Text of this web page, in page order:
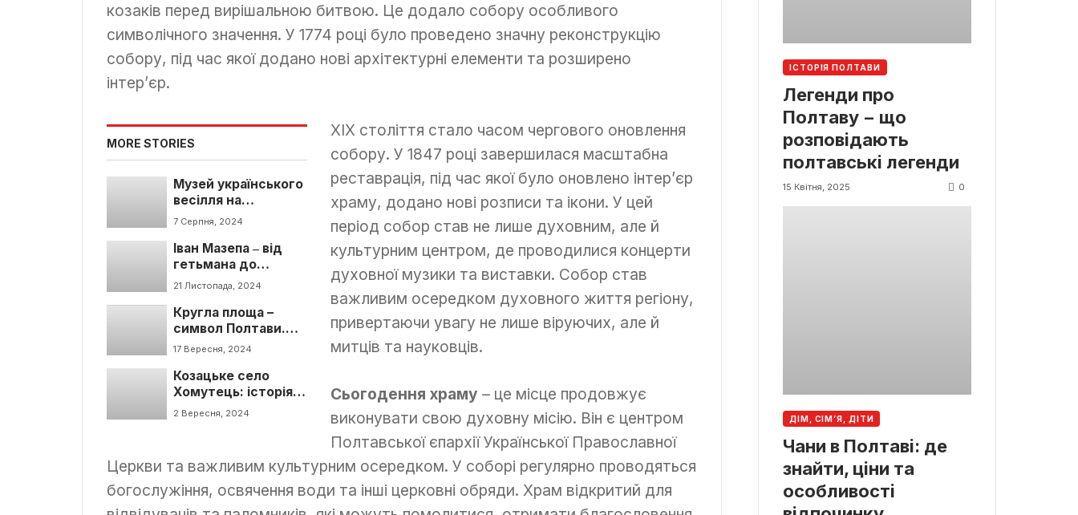
козаків перед вирішальною битвою. Це додало собору особливого
символічного значення. У 1774 році було проведено значну реконструкцію
собору, під час якої додано нові архітектурні елементи та розширено
інтер’єр.
MORE STORIES
Музей українського
весілля на
Диканщині. Історія
7 Серпня, 2024
Іван Мазепа ‒ від
гетьмана до
легенди Полтави
21 Листопада, 2024
Кругла площа –
символ Полтави.
Що цікавого
17 Вересня, 2024
Козацьке село
Хомутець: історія
та що цікавого
2 Вересня, 2024
XIX століття стало часом чергового оновлення
собору. У 1847 році завершилася масштабна
реставрація, під час якої було оновлено інтер’єр
храму, додано нові розписи та ікони. У цей
період собор став не лише духовним, але й
культурним центром, де проводилися концерти
духовної музики та виставки. Собор став
важливим осередком духовного життя регіону,
привертаючи увагу не лише віруючих, але й
митців та науковців.
Сьогодення храму – це місце продовжує
виконувати свою духовну місію. Він є центром
Полтавської єпархії Української Православної
Церкви та важливим культурним осередком. У соборі регулярно проводяться
богослужіння, освячення води та інші церковні обряди. Храм відкритий для
ІСТОРІЯ ПОЛТАВИ
Легенди про
Полтаву − що
розповідають
полтавські легенди
15 Квітня, 2025 0
ДІМ, СІМ’Я, ДІТИ
Чани в Полтаві: де
знайти, ціни та
особливості